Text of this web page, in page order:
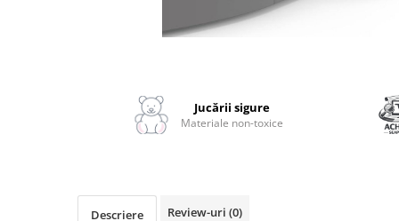
Carti de Colorat & Activitati
Balansoare & Covorase de Joaca
Depozitare & Organizare Jucarii
Jucării sigure
Materiale non-toxice
Descriere Review-uri (0)